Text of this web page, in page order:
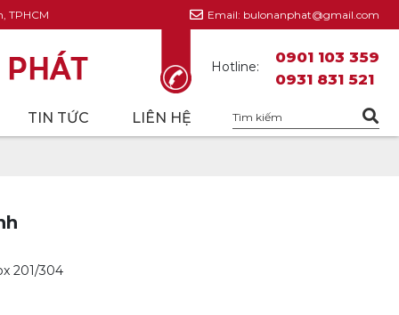
TPHCM Email: bulonanphat@gmail.com
Hotline:
0901 103 359
0931 831 521
TIN TỨC LIÊN HỆ
201/304